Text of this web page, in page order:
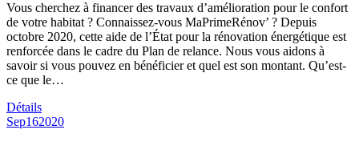
Vous cherchez à financer des travaux d’amélioration pour le confort
de votre habitat ? Connaissez-vous MaPrimeRénov’ ? Depuis
octobre 2020, cette aide de l’État pour la rénovation énergétique est
renforcée dans le cadre du Plan de relance. Nous vous aidons à
savoir si vous pouvez en bénéficier et quel est son montant. Qu’est-
ce que le…
Détails
Sep162020